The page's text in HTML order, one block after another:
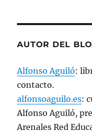
AUTOR DEL
Alfonso Aguiló:
contacto.
alfonsoaguilo.es:
Alfonso Aguiló,
Arenales Red